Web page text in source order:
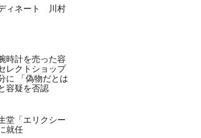
ィネート 川村
時計を売った容
レクトショップ
に 「偽物だとは
容疑を否認
堂「エリクシー
就任